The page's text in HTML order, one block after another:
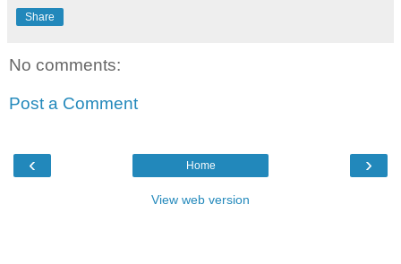
Share
No comments:
Post a Comment
‹ ›
Home
View web version